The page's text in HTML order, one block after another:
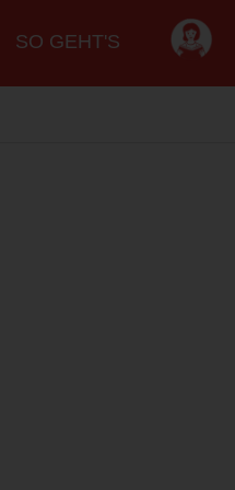
SO GEHT'S